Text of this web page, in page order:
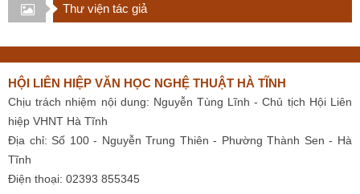
Thư viện tác giả
HỘI LIÊN HIỆP VĂN HỌC NGHỆ THUẬT HÀ TĨNH
Chịu trách nhiệm nội dung: Nguyễn Tùng Lĩnh - Chủ tịch Hội Liên
hiệp VHNT Hà Tĩnh
Địa chỉ: Số 100 - Nguyễn Trung Thiên - Phường Thành Sen - Hà
Tĩnh
Điện thoại: 02393 855345